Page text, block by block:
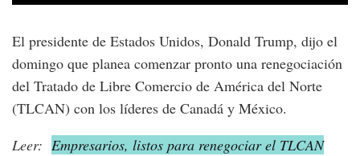
El presidente de Estados Unidos, Donald Trump, dijo el
domingo que planea comenzar pronto una renegociación
del Tratado de Libre Comercio de América del Norte
(TLCAN) con los líderes de Canadá y México.
Leer: Empresarios, listos para renegociar el TLCAN